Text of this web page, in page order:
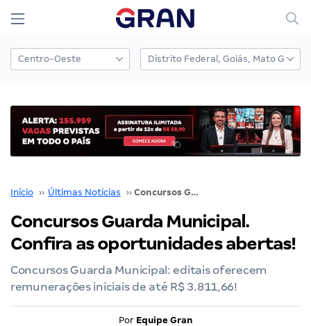
Início ›› Últimas Notícias ›› Concursos Guarda Municipal. Confira as oportunidades abertas!
Concursos Guarda Municipal.
Confira as oportunidades abertas!
Concursos Guarda Municipal: editais oferecem
remunerações iniciais de até R$ 3.811,66!
Por Equipe Gran